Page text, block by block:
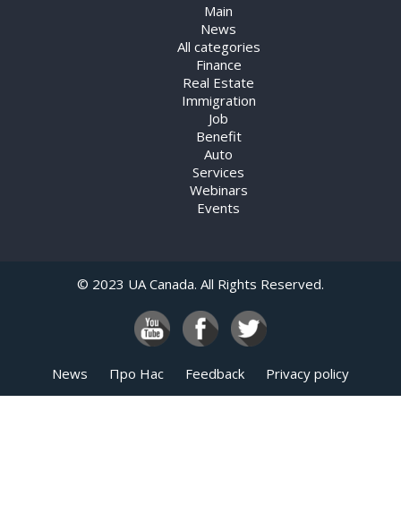
Main
News
All categories
Finance
Real Estate
Immigration
Job
Benefit
Auto
Services
Webinars
Events
© 2023 UA Canada. All Rights Reserved.
News Про Нас Feedback Privacy policy